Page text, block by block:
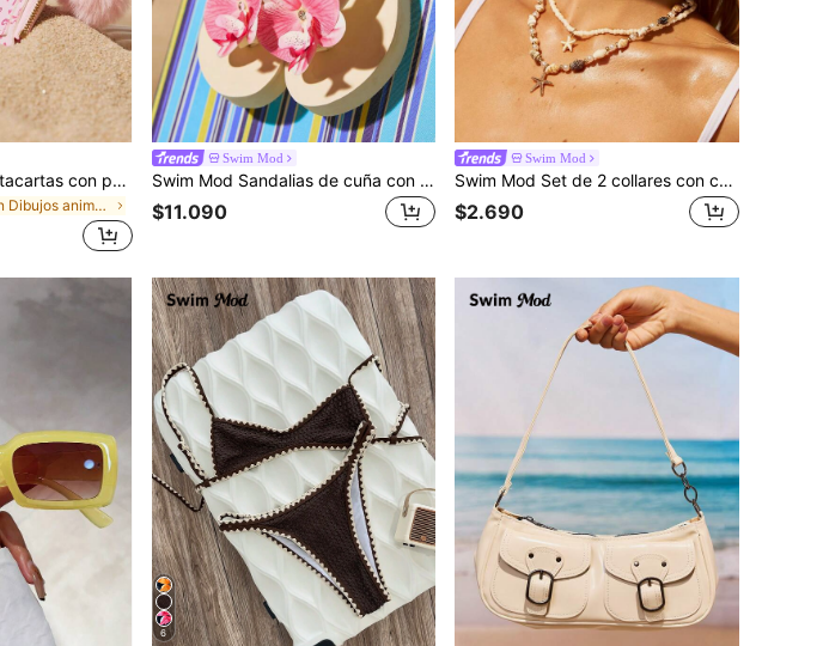
Swim Mod Este portacartas con patrón de corazón de lazo rosa y un colgante de pompón esponjoso es elegante, ligero y portátil. Puede contener efectivo, identificación, tarjetas de crédito y monedas, convirtiéndolo en una opción de regalo ideal para cumpleaños, aniversarios, Navidad, San Valentín y otras festividades para amantes, damas, niñas, adolescentes, estudiantes universitarios y estudiantes. También es adecuado para dormitorios escolares y la temporada de regreso a clases.
en Dibujos animados Titulares de tarjetas
Swim Mod
Swim Mod Sandalias de cuña con suela gruesa de moda y estilo casual para mujer, chanclas de playa de verano con decoración floral, sandalias planas ligeras y cómodas de EVA de alta gama con suela antideslizante, esencial para viajes
$11.090
Swim Mod
Swim Mod Set de 2 collares con colgante hecho a mano de concha marina natural y estrella de mar dorada, collares de estilo bohemio con cadena de cuentas, adecuado para damas en fiesta de playa y uso diario. El patrón y el tamaño de las conchas marinas naturales se distribuyen al azar.
$2.690
6